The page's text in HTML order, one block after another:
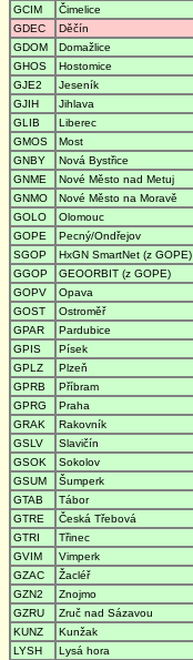
GCIM
Čimelice
GDEC
Děčín
GDOM
Domažlice
GHOS
Hostomice
GJE2
Jeseník
GJIH
Jihlava
GLIB
Liberec
GMOS
Most
GNBY
Nová Bystřice
GNME
Nové Město nad Metuj
GNMO
Nové Město na Moravě
GOLO
Olomouc
GOPE
Pecný/Ondřejov
SGOP
HxGN SmartNet (z GOPE)
GGOP
GEOORBIT (z GOPE)
GOPV
Opava
GOST
Ostroměř
GPAR
Pardubice
GPIS
Písek
GPLZ
Plzeň
GPRB
Příbram
GPRG
Praha
GRAK
Rakovník
GSLV
Slavičín
GSOK
Sokolov
GSUM
Šumperk
GTAB
Tábor
GTRE
Česká Třebová
GTRI
Třinec
GVIM
Vimperk
GZAC
Žacléř
GZN2
Znojmo
GZRU
Zruč nad Sázavou
KUNZ
Kunžak
LYSH
Lysá hora